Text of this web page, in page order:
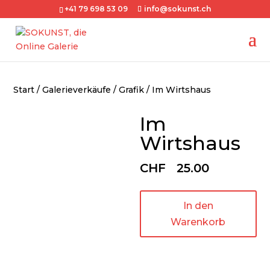
+41 79 698 53 09 info@sokunst.ch
Start /Galerieverkäufe /Grafik / Im Wirtshaus
Im
Wirtshaus
CHF 25.00
In den
Warenkorb